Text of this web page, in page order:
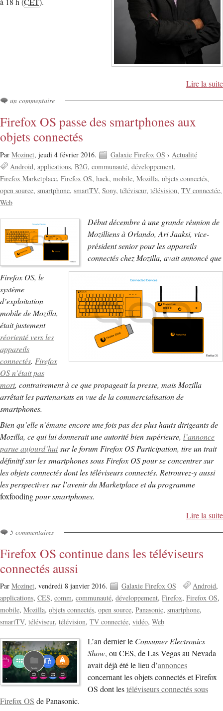
Lire la suite
un commentaire
Firefox OS passe des smartphones aux
objets connectés
Par Mozinet, jeudi 4 février 2016. Galaxie Firefox OS › Actualité
Android applications B2G communauté développement
Firefox Marketplace Firefox OS hack mobile Mozilla objets connectés
open source smartphone smartTV Sony téléviseur télévision TV connectée
Web
Début décembre à une grande réunion de
Mozilliens à Orlando, Ari Jaaksi, vice-
président senior pour les appareils
connectés chez Mozilla, avait annoncé que
Firefox OS, le
système
d’exploitation
mobile de Mozilla,
était justement
réorienté vers les
appareils
connectés. Firefox
OS n’était pas
mort, contrairement à ce que propageait la presse, mais Mozilla
arrêtait les partenariats en vue de la commercialisation de
smartphones.
Bien qu’elle n’émane encore une fois pas des plus hauts dirigeants de
Mozilla, ce qui lui donnerait une autorité bien supérieure, l’annonce
parue aujourd’huisur le forum Firefox OS Participation, tire un trait
définitif sur les smartphones sous Firefox OS pour se concentrer sur
les objets connectés dont les téléviseurs connectés. Retrouvez-y aussi
les perspectives sur l’avenir du Marketplace et du programme
foxfoodingpour smartphones.
Lire la suite
5 commentaires
Firefox OS continue dans les téléviseurs
connectés aussi
Par Mozinet, vendredi 8 janvier 2016. Galaxie Firefox OS
Android
applications CES comm communauté développement Firefox Firefox OS
mobile Mozilla objets connectés open source Panasonic smartphone
smartTV téléviseur télévision TV connectée vidéo Web
L’an dernier le Consumer Electronics
Show, ou CES, de Las Vegas au Nevada
avait déjà été le lieu d’annonces
concernant les objets connectés et Firefox
OS dont lestéléviseurs connectés sous
Firefox OS de Panasonic.